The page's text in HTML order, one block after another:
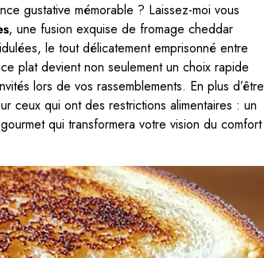
gustative mémorable ? Laissez-moi vous
, une fusion exquise de fromage cheddar
le tout délicatement emprisonné entre
plat devient non seulement un choix rapide
lors de vos rassemblements. En plus d’être
ceux qui ont des restrictions alimentaires : un
qui transformera votre vision du comfort